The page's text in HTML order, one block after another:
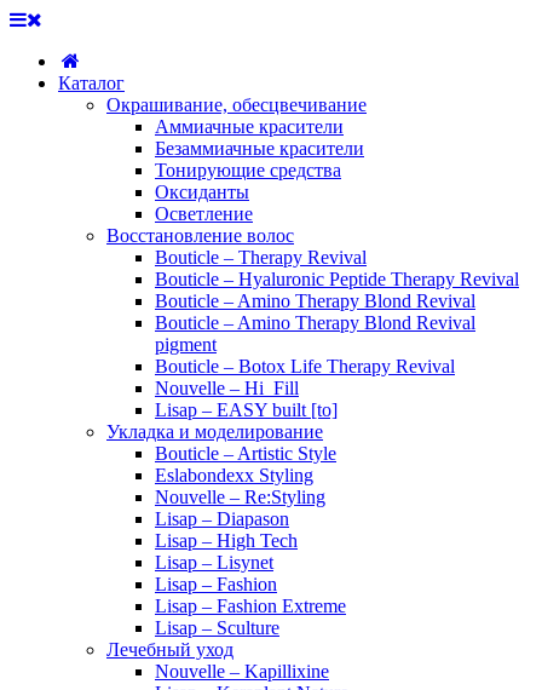
Каталог
Окрашивание, обесцвечивание
Аммиачные красители
Безаммиачные красители
Тонирующие средства
Оксиданты
Осветление
Восстановление волос
Bouticle – Therapy Revival
Bouticle – Hyaluronic Peptide Therapy Revival
Bouticle – Amino Therapy Blond Revival
Bouticle – Amino Therapy Blond Revival
pigment
Bouticle – Botox Life Therapy Revival
Nouvelle – Hi_Fill
Lisap – EASY built [to]
Укладка и моделирование
Bouticle – Artistic Style
Eslabondexx Styling
Nouvelle – Re:Styling
Lisap – Diapason
Lisap – High Tech
Lisap – Lisynet
Lisap – Fashion
Lisap – Fashion Extreme
Lisap – Sculture
Лечебный уход
Nouvelle – Kapillixine